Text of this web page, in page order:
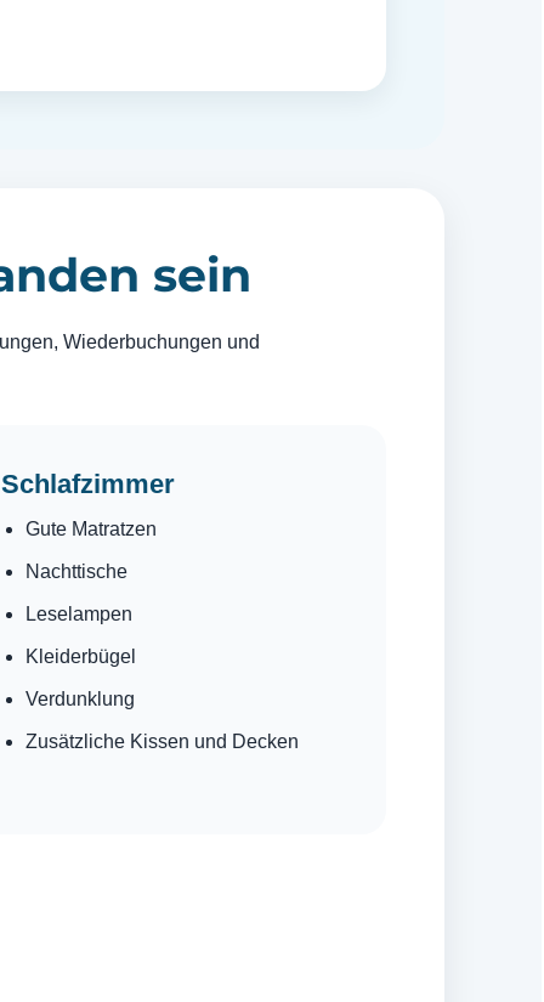
sein
Wiederbuchungen und
Schlafzimmer
Gute Matratzen
Nachttische
Leselampen
Kleiderbügel
Verdunklung
Zusätzliche Kissen und Decken